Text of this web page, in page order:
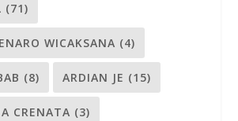
(71)
WICAKSANA (4)
(8) ARDIAN JE (15)
CRENATA (3)